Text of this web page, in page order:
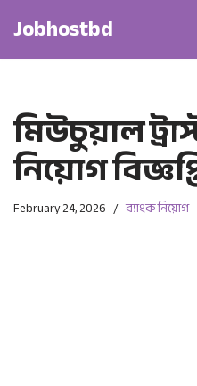
Jobhostbd
মিউচুয়াল
নিয়োগ
February 24, 2026 ব্যাংক নিয়োগ